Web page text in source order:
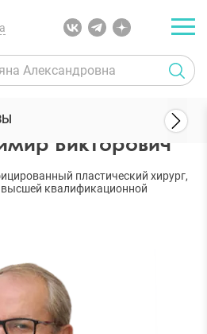
хирурги Наумов Владимир
Викторович
пластический хирург,
высшей квалификационной